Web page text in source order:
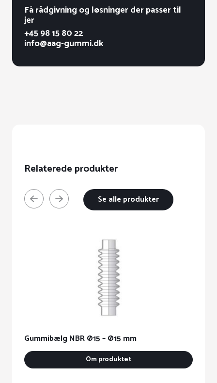
Få rådgivning og løsninger der passer til
jer
+45 98 15 80 22
info@aag-gummi.dk
Relaterede produkter
Se alle produkter
Gummibælg NBR Ø15 – Ø15 mm
Om produktet